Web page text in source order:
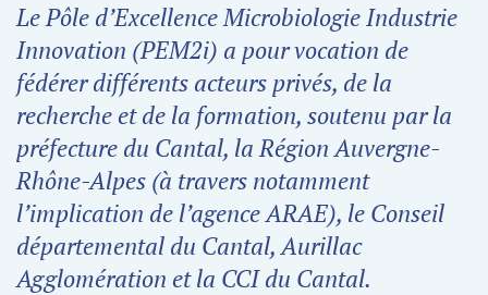
Le Pôle d’Excellence Microbiologie Industrie
Innovation (PEM2i) a pour vocation de
fédérer différents acteurs privés, de la
recherche et de la formation, soutenu par la
préfecture du Cantal, la Région Auvergne-
Rhône-Alpes (à travers notamment
l’implication de l’agence ARAE), le Conseil
départemental du Cantal, Aurillac
Agglomération et la CCI du Cantal.